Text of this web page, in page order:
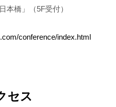
本橋」（5F受付）
conference/index.html
セス